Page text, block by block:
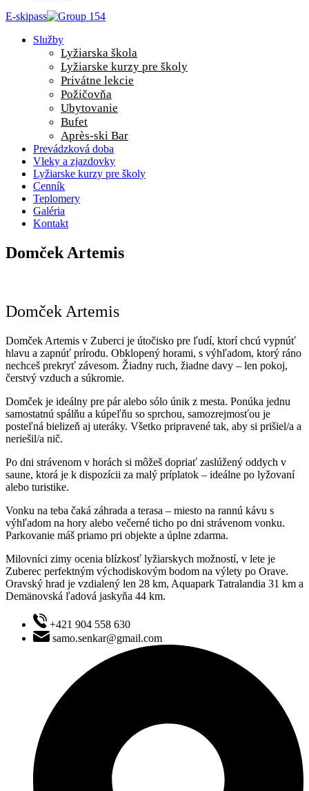
E-skipass
Služby
Lyžiarska škola
Lyžiarske kurzy pre školy
Privátne lekcie
Požičovňa
Ubytovanie
Bufet
Après-ski Bar
Prevádzková doba
Vleky a zjazdovky
Lyžiarske kurzy pre školy
Cenník
Teplomery
Galéria
Kontakt
Domček Artemis
Domček Artemis
Domček Artemis v Zuberci je útočisko pre ľudí, ktorí chcú vypnúť
hlavu a zapnúť prírodu. Obklopený horami, s výhľadom, ktorý ráno
nechceš prekryť závesom. Žiadny ruch, žiadne davy – len pokoj,
čerstvý vzduch a súkromie.
Domček je ideálny pre pár alebo sólo únik z mesta. Ponúka jednu
samostatnú spálňu a kúpeľňu so sprchou, samozrejmosťou je
posteľná bielizeň aj uteráky. Všetko pripravené tak, aby si prišiel/a a
neriešil/a nič.
Po dni strávenom v horách si môžeš dopriať zaslúžený oddych v
saune, ktorá je k dispozícii za malý príplatok – ideálne po lyžovaní
alebo turistike.
Vonku na teba čaká záhrada a terasa – miesto na rannú kávu s
výhľadom na hory alebo večerné ticho po dni strávenom vonku.
Parkovanie máš priamo pri objekte a úplne zdarma.
Milovníci zimy ocenia blízkosť lyžiarskych možností, v lete je
Zuberec perfektným východiskovým bodom na výlety po Orave.
Oravský hrad je vzdialený len 28 km, Aquapark Tatralandia 31 km a
Demänovská ľadová jaskyňa 44 km.
+421 904 558 630
samo.senkar@gmail.com